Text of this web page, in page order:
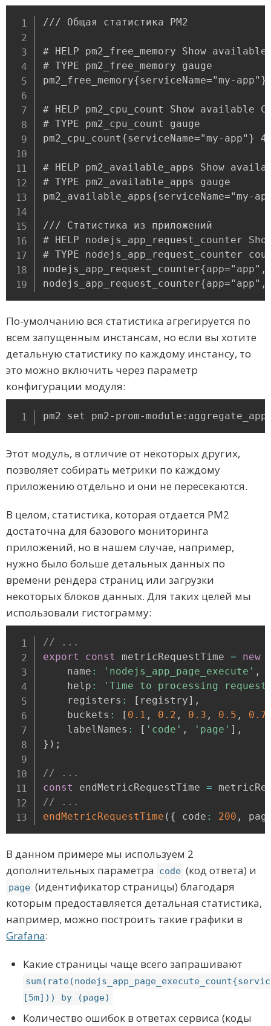
/// Общая статистика PM2
# HELP pm2_free_memory Show
# TYPE pm2_free_memory gauge
pm2_free_memory{serviceName="my-app"}
# HELP pm2_cpu_count Show available
# TYPE pm2_cpu_count gauge
pm2_cpu_count{serviceName="my-app"} 4
# HELP pm2_available_apps Show
# TYPE pm2_available_apps gauge
pm2_available_apps{serviceName="my-
/// Статистика из приложений
# HELP nodejs_app_request_counter
# TYPE nodejs_app_request_counter
По-умолчанию вся статистика агрегируется по
всем запущенным инстансам, но если вы хотите
детальную статистику по каждому инстансу, то
это можно включить через параметр
конфигурации модуля:
pm2 set pm2-prom-
Этот модуль, в отличие от некоторых других,
позволяет собирать метрики по каждому
приложению отдельно и они не пересекаются.
В целом, статистика, которая отдается PM2
достаточна для базового мониторинга
приложений, но в нашем случае, например,
нужно было больше детальных данных по
времени рендера страниц или загрузки
некоторых блоков данных. Для таких целей мы
использовали гистограмму:
// ...
export
const metricRequestTime = new
    name
: 'nodejs_app_page_execute' ,
    help
:
'Time to processing
    registers
: [ registry] ,
    buckets
: [ 0.1 , 0.2 , 0.3 , 0.5 , 0.7
    labelNames
: [ 'code' , 'page' ] ,
} ) ;
// ...
const endMetricRequestTime =
// ...
endMetricRequestTime ( { code : 200 ,
В данном примере мы используем 2
дополнительных параметра
code (код ответа) и
page (идентификатор страницы) благодаря
которым предоставляется детальная статистика,
например, можно построить такие графики в
Grafana:
Какие страницы чаще всего запрашивают
[5m])) by (page)
Количество ошибок в ответах сервиса (коды